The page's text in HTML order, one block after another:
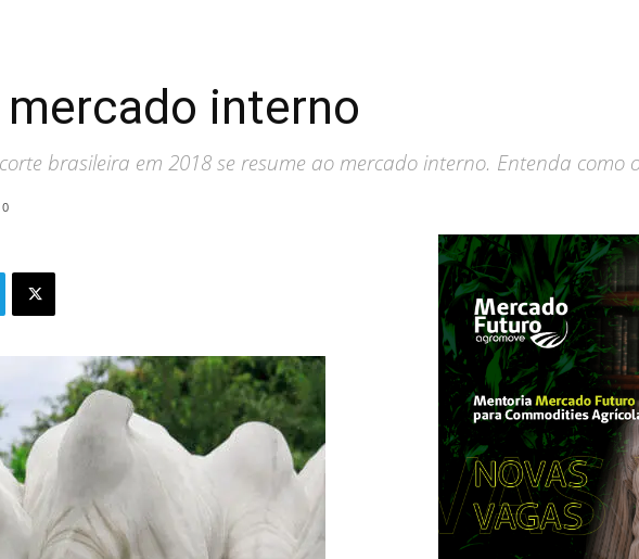
interno
brasileira em 2018 se resume ao mercado interno. Entenda como
0